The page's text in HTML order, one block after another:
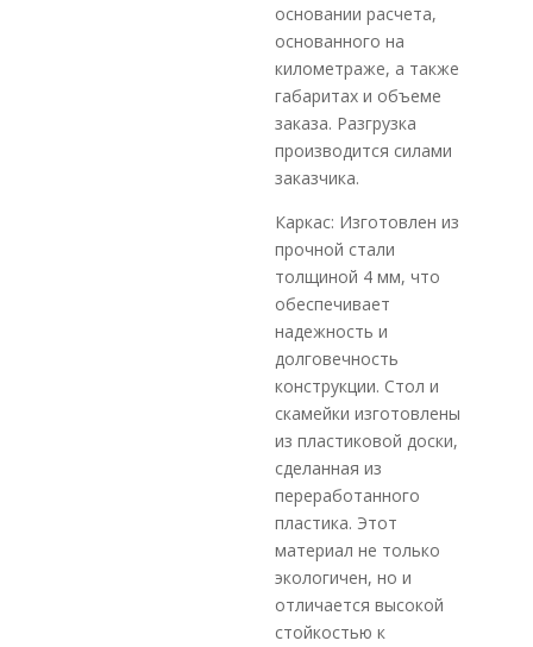
основании расчета,
основанного на
километраже, а также
габаритах и объеме
заказа. Разгрузка
производится силами
заказчика.
Каркас: Изготовлен из
прочной стали
толщиной 4 мм, что
обеспечивает
надежность и
долговечность
конструкции. Стол и
скамейки изготовлены
из пластиковой доски,
сделанная из
переработанного
пластика. Этот
материал не только
экологичен, но и
отличается высокой
стойкостью к